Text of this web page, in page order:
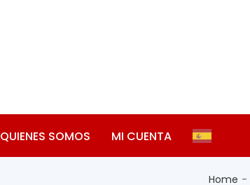
QUIENES SOMOS MI CUENTA
Home